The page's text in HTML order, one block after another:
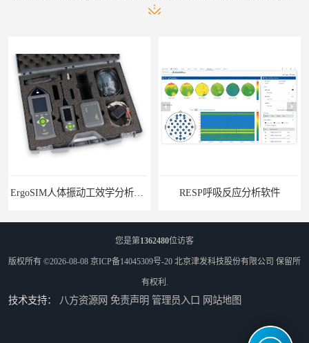
RESP呼吸反应分析软件
您是第1362480位访客
版权所有 ©2026-08-08 京ICP备14045309号-20 北京津发科技股份有限公司 保留所
有权利.
技术支持： 八方资源网 免责声明 管理员入口 网站地图